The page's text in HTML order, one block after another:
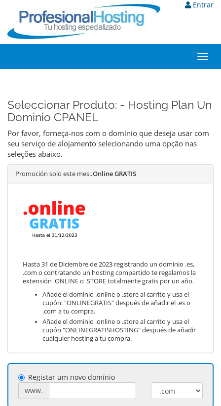
Entrar
Seleccionar Produto: - Hosting Plan Un
Dominio CPANEL
Por favor, forneça-nos com o domínio que deseja usar com
seu serviço de alojamento selecionando uma opção nas
seleções abaixo.
Promoción solo este mes:.Online GRATIS
Hasta 31 de Diciembre de 2023 registrando un dominio .es,
.com o contratando un hosting compartido te regalamos la
extensión .ONLINE o .STORE totalmente gratis por un año.
Añade el dominio .online o .store al carrito y usa el
cupón: "ONLINEGRATIS" después de añadir el .es o
.com a tu compra.
Añade el dominio .online o .store al carrito y usa el
cupón "ONLINEGRATISHOSTING" después de añadir
cualquier hosting a tu compra.
Registar um novo domínio
www.